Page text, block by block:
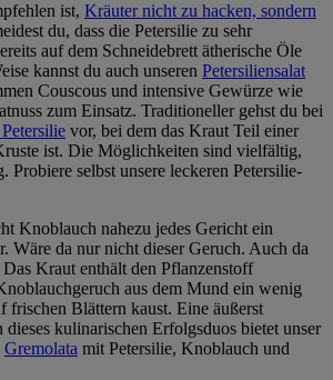
ist, Kräuter nicht zu hacken, sondern
du, dass die Petersilie zu sehr
auf dem Schneidebrett ätherische Öle
kannst du auch unseren Petersiliensalat
Couscous und intensive Gewürze wie
zum Einsatz. Traditioneller gehst du bei
vor, bei dem das Kraut Teil einer
ist. Die Möglichkeiten sind vielfältig,
Probiere selbst unsere leckeren Petersilie-
Knoblauch nahezu jedes Gericht ein
Wäre da nur nicht dieser Geruch. Auch da
Kraut enthält den Pflanzenstoff
aus dem Mund ein wenig
frischen Blättern kaust. Eine äußerst
kulinarischen Erfolgsduos bietet unser
Gremolata mit Petersilie, Knoblauch und